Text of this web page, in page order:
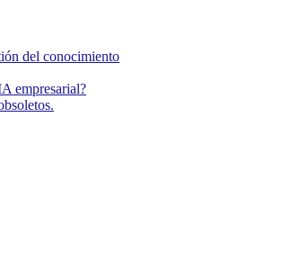
del conocimiento
empresarial?